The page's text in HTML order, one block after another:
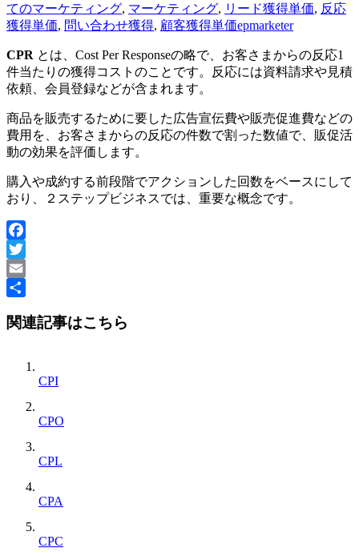
てのマーケティング, マーケティング, リード獲得単価, 反応
獲得単価, 問い合わせ獲得, 顧客獲得単価epmarketer
CPR とは、Cost Per Responseの略で、お客さまからの反応1
件当たりの獲得コストのことです。反応には資料請求や見積
依頼、会員登録などが含まれます。
商品を販売するために要した広告宣伝費や販売促進費などの
費用を、お客さまからの反応の件数で割った数値で、販促活
動の効果を評価します。
購入や成約する前段階でアクションした回数をベースにして
おり、２ステップビジネスでは、重要な概念です。
Facebook
Twitter
Email
有
関連記事はこちら
CPI
CPO
CPL
CPA
CPC